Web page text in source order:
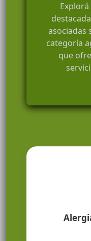
asociadas
categoría
que